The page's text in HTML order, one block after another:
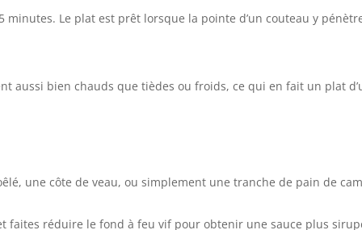
Le plat est prêt lorsque la pointe d’un couteau y
aussi bien chauds que tièdes ou froids, ce qui en fait un plat
une côte de veau, ou simplement une tranche de pain de
réduire le fond à feu vif pour obtenir une sauce plus